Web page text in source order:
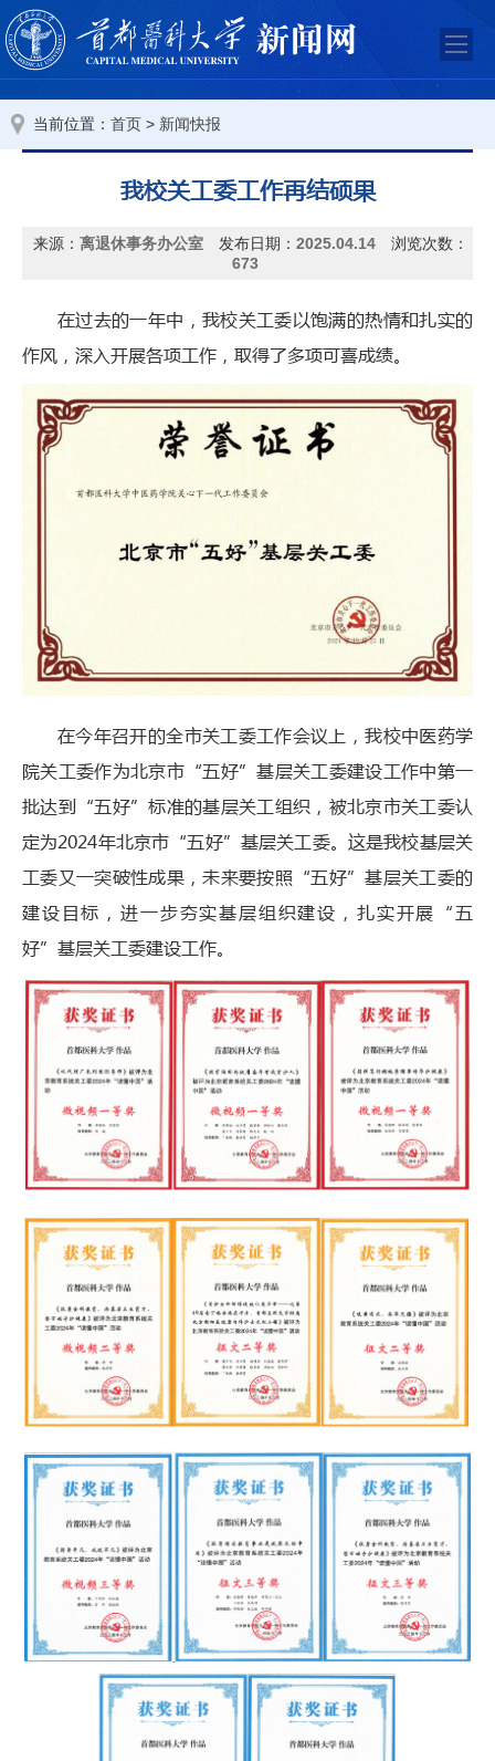
当前位置： 首页 > 新闻快报
我校关工委工作再结硕果
来源： 离退休事务办公室 发布日期： 2025.04.14
浏览次数：
673
在过去的一年中，我校关工委以饱满的热情和扎实的
作风，深入开展各项工作，取得了多项可喜成绩。
在今年召开的全市关工委工作会议上，我校中医药学
院关工委作为北京市“五好”基层关工委建设工作中第一
批达到“五好”标准的基层关工组织，被北京市关工委认
定为2024年北京市“五好”基层关工委。这是我校基层关
工委又一突破性成果，未来要按照“五好”基层关工委的
建设目标，进一步夯实基层组织建设，扎实开展“五
好”基层关工委建设工作。